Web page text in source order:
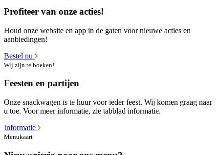
Profiteer van onze acties!
Houd onze website en app in de gaten voor nieuwe acties en
aanbiedingen!
Bestel nu
Wij zijn te boeken!
Feesten en partijen
Onze snackwagen is te huur voor ieder feest. Wij komen graag naar
u toe. Voor meer informatie, zie tabblad informatie.
Informatie
Menukaart